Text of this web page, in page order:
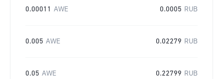
0.00011 AWE 0.0005 RUB
0.005 AWE 0.02279 RUB
0.05 AWE 0.22799 RUB